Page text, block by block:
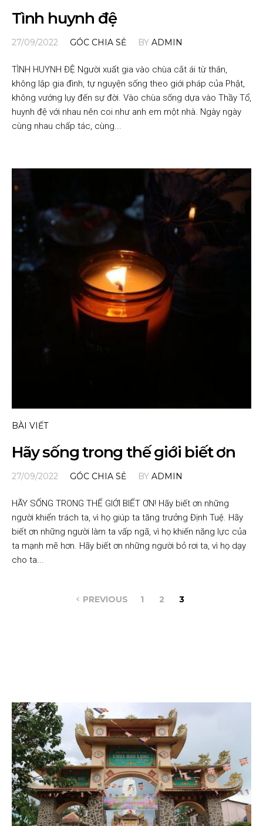
Tình huynh đệ
27/09/2022 GÓC CHIA SẺ BY ADMIN
TÌNH HUYNH ĐỆ Người xuất gia vào chùa cắt ái từ thân,
không lập gia đình, tự nguyện sống theo giới pháp của Phật,
không vướng lụy đến sự đời. Vào chùa sống dựa vào Thầy Tổ,
huynh đệ với nhau nên coi như anh em một nhà. Ngày ngày
cùng nhau chấp tác, cùng...
BÀI VIẾT
Hãy sống trong thế giới biết ơn
27/09/2022 GÓC CHIA SẺ BY ADMIN
HÃY SỐNG TRONG THẾ GIỚI BIẾT ƠN! Hãy biết ơn những
người khiển trách ta, vì họ giúp ta tăng trưởng Định Tuệ. Hãy
biết ơn những người làm ta vấp ngã, vì họ khiến năng lực của
ta mạnh mẽ hơn. Hãy biết ơn những người bỏ rơi ta, vì họ dạy
cho ta...
PREVIOUS 1 2 3